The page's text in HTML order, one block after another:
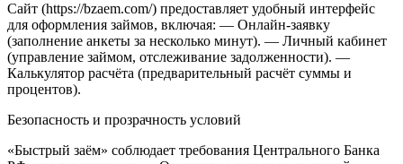
Сайт (https://bzaem.com/) предоставляет удобный интерфейс
для оформления займов, включая: — Онлайн-заявку
(заполнение анкеты за несколько минут). — Личный кабинет
(управление займом, отслеживание задолженности). —
Калькулятор расчёта (предварительный расчёт суммы и
процентов).
Безопасность и прозрачность условий
«Быстрый заём» соблюдает требования Центрального Банка